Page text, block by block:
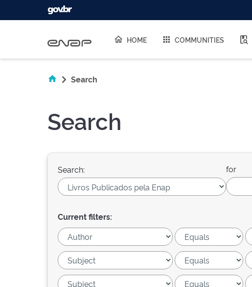
HOME COMMUNITIES
Search
Search
Search: for
Current filters: